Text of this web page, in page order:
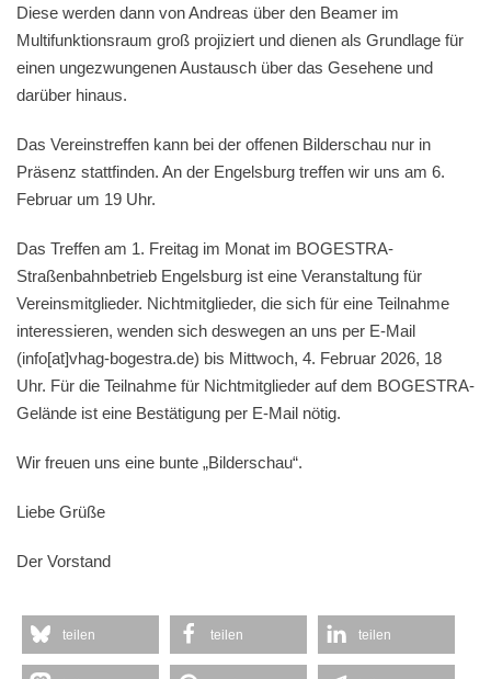
Diese werden dann von Andreas über den Beamer im
Multifunktionsraum groß projiziert und dienen als Grundlage für
einen ungezwungenen Austausch über das Gesehene und
darüber hinaus.
Das Vereinstreffen kann bei der offenen Bilderschau nur in
Präsenz stattfinden. An der Engelsburg treffen wir uns am 6.
Februar um 19 Uhr.
Das Treffen am 1. Freitag im Monat im BOGESTRA-
Straßenbahnbetrieb Engelsburg ist eine Veranstaltung für
Vereinsmitglieder. Nichtmitglieder, die sich für eine Teilnahme
interessieren, wenden sich deswegen an uns per E-Mail
(info[at]vhag-bogestra.de) bis Mittwoch, 4. Februar 2026, 18
Uhr. Für die Teilnahme für Nichtmitglieder auf dem BOGESTRA-
Gelände ist eine Bestätigung per E-Mail nötig.
Wir freuen uns eine bunte „Bilderschau“.
Liebe Grüße
Der Vorstand
teilen teilen teilen